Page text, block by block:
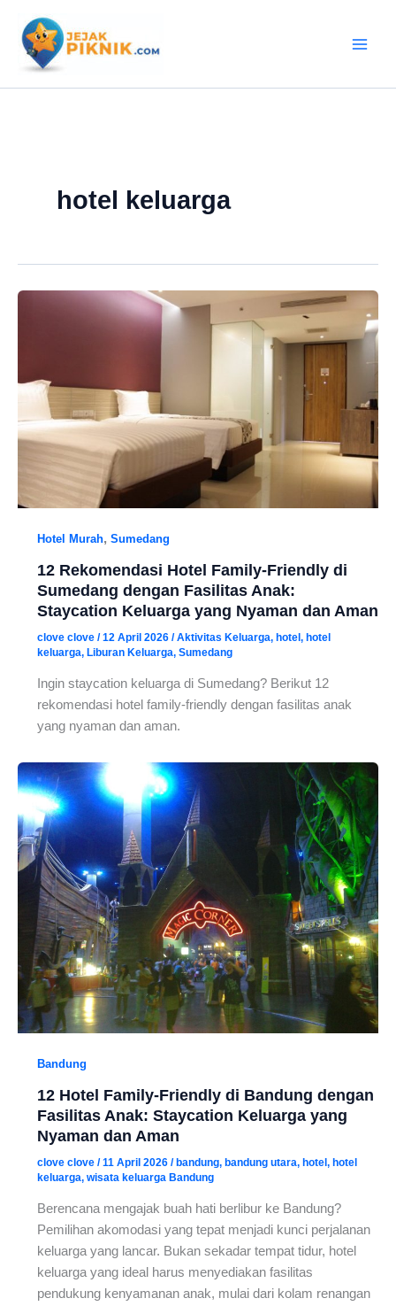
konten
hotel keluarga
Hotel Murah, Sumedang
12 Rekomendasi Hotel Family-Friendly di
Sumedang dengan Fasilitas Anak:
Staycation Keluarga yang Nyaman dan Aman
clove clove /12 April 2026 /Aktivitas Keluarga, hotel, hotel
keluarga, Liburan Keluarga, Sumedang
Ingin staycation keluarga di Sumedang? Berikut 12
rekomendasi hotel family-friendly dengan fasilitas anak
yang nyaman dan aman.
Bandung
12 Hotel Family-Friendly di Bandung dengan
Fasilitas Anak: Staycation Keluarga yang
Nyaman dan Aman
clove clove /11 April 2026 /bandung, bandung utara, hotel, hotel
keluarga, wisata keluarga Bandung
Berencana mengajak buah hati berlibur ke Bandung?
Pemilihan akomodasi yang tepat menjadi kunci perjalanan
keluarga yang lancar. Bukan sekadar tempat tidur, hotel
keluarga yang ideal harus menyediakan fasilitas
pendukung kenyamanan anak, mulai dari kolam renangan